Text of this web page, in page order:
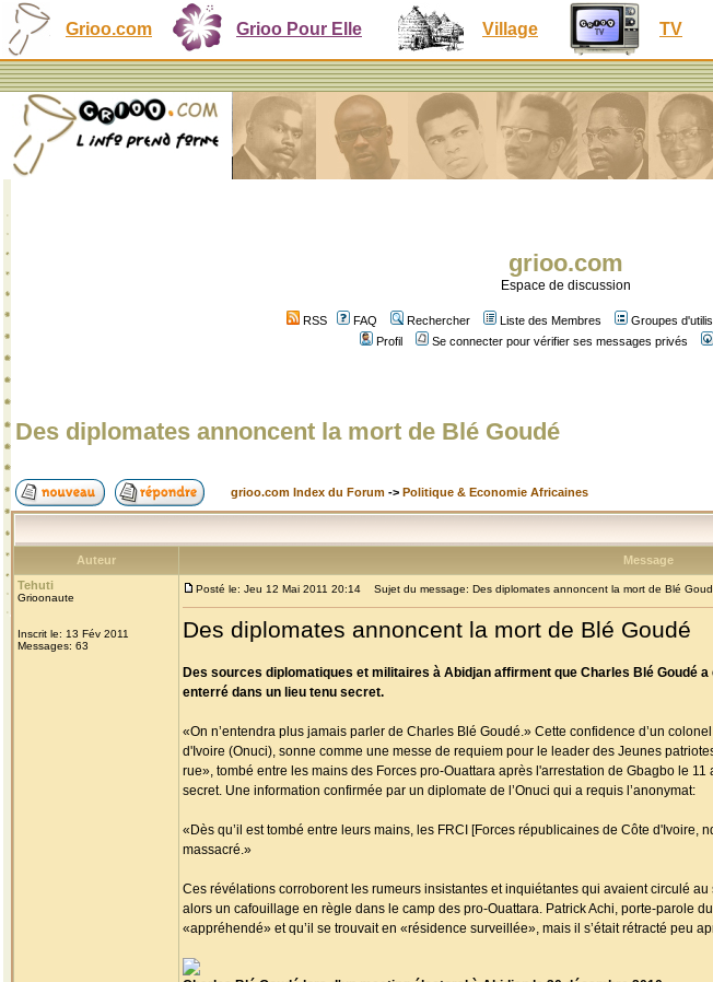
Grioo.com Grioo Pour Elle Village TV
grioo.com
Espace de discussion
RSS FAQ Rechercher Liste des Membres Groupes
Profil
Se connecter pour vérifier ses messages privés
Des diplomates annoncent la mort de Blé Goudé
grioo.com Index du Forum -> Politique & Economie Africaines
Auteur
Message
Tehuti
Grioonaute
Inscrit le: 13 Fév 2011
Messages: 63
Posté le: Jeu 12 Mai 2011 20:14 Sujet du message: Des diplomates annoncent la mort de Blé
Des diplomates annoncent la mort de Blé Goudé
Des sources diplomatiques et militaires à Abidjan affirment que Charles Blé Goudé
enterré dans un lieu tenu secret.
«On n’entendra plus jamais parler de Charles Blé Goudé.» Cette confidence d’un
d'Ivoire (Onuci), sonne comme une messe de requiem pour le leader des Jeunes
rue», tombé entre les mains des Forces pro-Ouattara après l'arrestation de Gbagbo le
secret. Une information confirmée par un diplomate de l’Onuci qui a requis l’anonymat:
«Dès qu’il est tombé entre leurs mains, les FRCI [Forces républicaines de Côte d'Ivoire,
massacré.»
Ces révélations corroborent les rumeurs insistantes et inquiétantes qui avaient circulé
alors un cafouillage en règle dans le camp des pro-Ouattara. Patrick Achi, porte-parole
«appréhendé» et qu’il se trouvait en «résidence surveillée», mais il s’était rétracté peu